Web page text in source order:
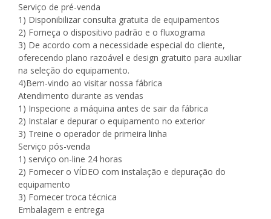
Serviço de pré-venda
1) Disponibilizar consulta gratuita de equipamentos
2) Forneça o dispositivo padrão e o fluxograma
3) De acordo com a necessidade especial do cliente,
oferecendo plano razoável e design gratuito para auxiliar
na seleção do equipamento.
4)Bem-vindo ao visitar nossa fábrica
Atendimento durante as vendas
1) Inspecione a máquina antes de sair da fábrica
2) Instalar e depurar o equipamento no exterior
3) Treine o operador de primeira linha
Serviço pós-venda
1) serviço on-line 24 horas
2) Fornecer o VÍDEO com instalação e depuração do
equipamento
3) Fornecer troca técnica
Embalagem e entrega